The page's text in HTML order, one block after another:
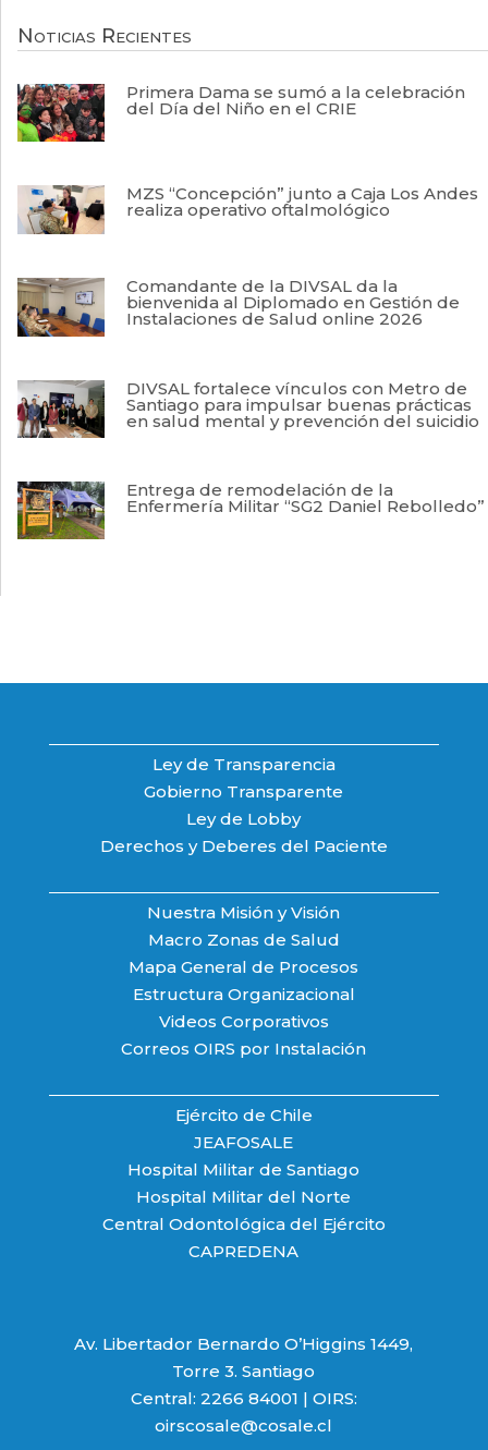
Noticias Recientes
Primera Dama se sumó a la celebración
del Día del Niño en el CRIE
MZS “Concepción” junto a Caja Los Andes
realiza operativo oftalmológico
Comandante de la DIVSAL da la
bienvenida al Diplomado en Gestión de
Instalaciones de Salud online 2026
DIVSAL fortalece vínculos con Metro de
Santiago para impulsar buenas prácticas
en salud mental y prevención del suicidio
Entrega de remodelación de la
Enfermería Militar “SG2 Daniel Rebolledo”
Ley de Transparencia
Gobierno Transparente
Ley de Lobby
Derechos y Deberes del Paciente
Nuestra Misión y Visión
Macro Zonas de Salud
Mapa General de Procesos
Estructura Organizacional
Videos Corporativos
Correos OIRS por Instalación
Ejército de Chile
JEAFOSALE
Hospital Militar de Santiago
Hospital Militar del Norte
Central Odontológica del Ejército
CAPREDENA
Av. Libertador Bernardo O’Higgins 1449,
Torre 3. Santiago
Central: 2266 84001 | OIRS:
oirscosale@cosale.cl